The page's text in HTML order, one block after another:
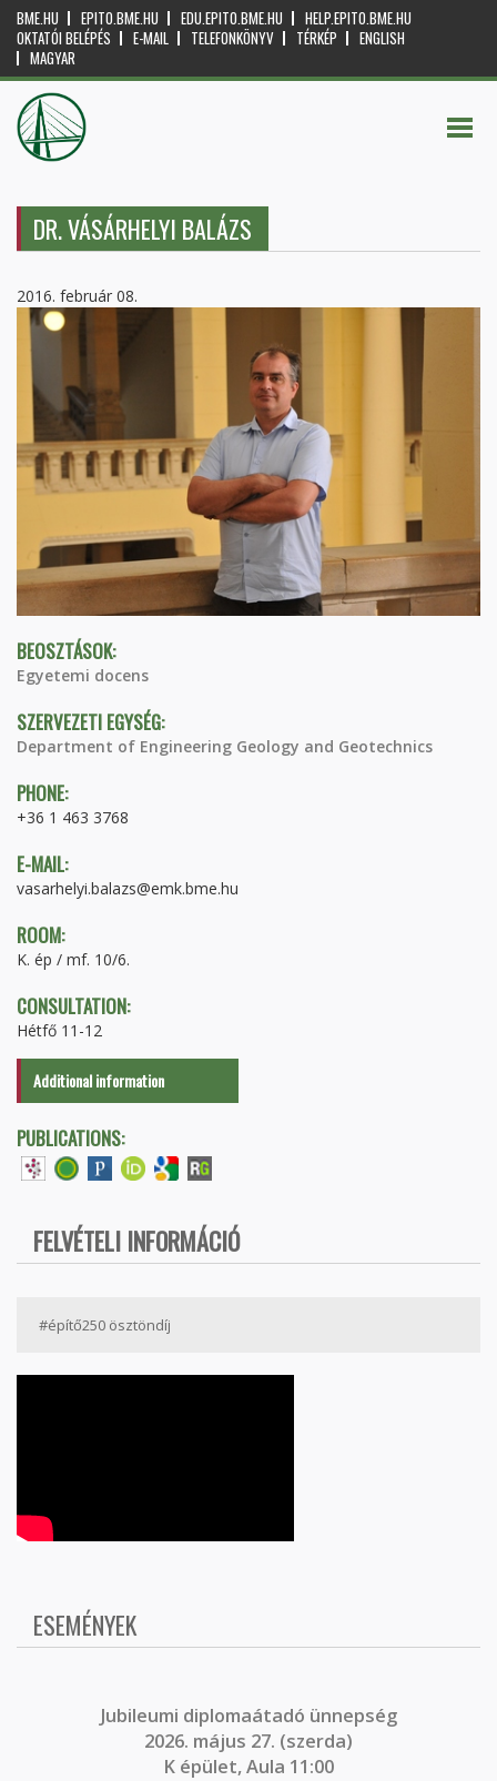
BME.HU EPITO.BME.HU EDU.EPITO.BME.HU
HELP.EPITO.BME.HU
OKTATÓI BELÉPÉS
E-MAIL TELEFONKÖNYV TÉRKÉP
ENGLISH
MAGYAR
DR. VÁSÁRHELYI BALÁZS
2016. február 08.
BEOSZTÁSOK:
Egyetemi docens
SZERVEZETI EGYSÉG:
Department of Engineering Geology and Geotechnics
PHONE:
+36 1 463 3768
E-MAIL:
vasarhelyi.balazs@emk.bme.hu
ROOM:
K. ép / mf. 10/6.
CONSULTATION:
Hétfő 11-12
Additional information
PUBLICATIONS:
FELVÉTELI INFORMÁCIÓ
#építő250 ösztöndíj
ESEMÉNYEK
Jubileumi diplomaátadó ünnepség
2026. május 27. (szerda)
K épület, Aula 11:00